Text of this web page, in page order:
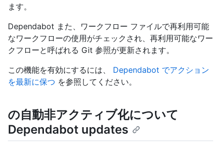
ます。
Dependabot また、ワークフロー ファイルで再利用可能
なワークフローの使用がチェックされ、再利用可能なワー
クフローと呼ばれる Git 参照が更新されます。
この機能を有効にするには、 Dependabot でアクション
を最新に保つ を参照してください。
の自動非アクティブ化について
Dependabot updates